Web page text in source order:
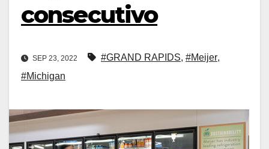
consecutivo
SEP 23, 2022 #GRAND RAPIDS, #Meijer,
#Michigan